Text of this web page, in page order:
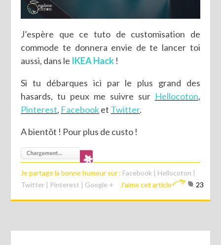
J’espère que ce tuto de customisation de
commode te donnera envie de te lancer toi
aussi, dans le IKEA Hack !
Si tu débarques ici par le plus grand des
hasards, tu peux me suivre sur Hellocoton,
Pinterest, Facebooket Twitter.
A bientôt ! Pour plus de custo !
Je partage la bonne humeur sur : Facebook | Hellocoton |
Twitter | Pinterest | Google + J'aime cet article 23